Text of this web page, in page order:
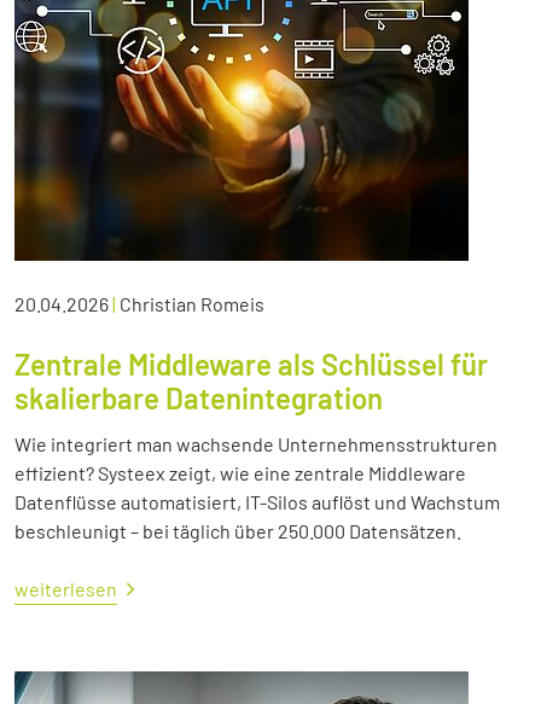
20.04.2026| Christian Romeis
Zentrale Middleware als Schlüssel für
skalierbare Datenintegration
Wie integriert man wachsende Unternehmensstrukturen
effizient? Systeex zeigt, wie eine zentrale Middleware
Datenflüsse automatisiert, IT-Silos auflöst und Wachstum
beschleunigt – bei täglich über 250.000 Datensätzen.
weiterlesen